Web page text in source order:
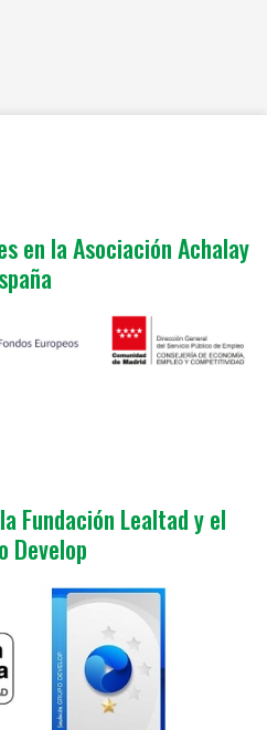
en la Asociación Achalay
Fundación Lealtad y el
Develop